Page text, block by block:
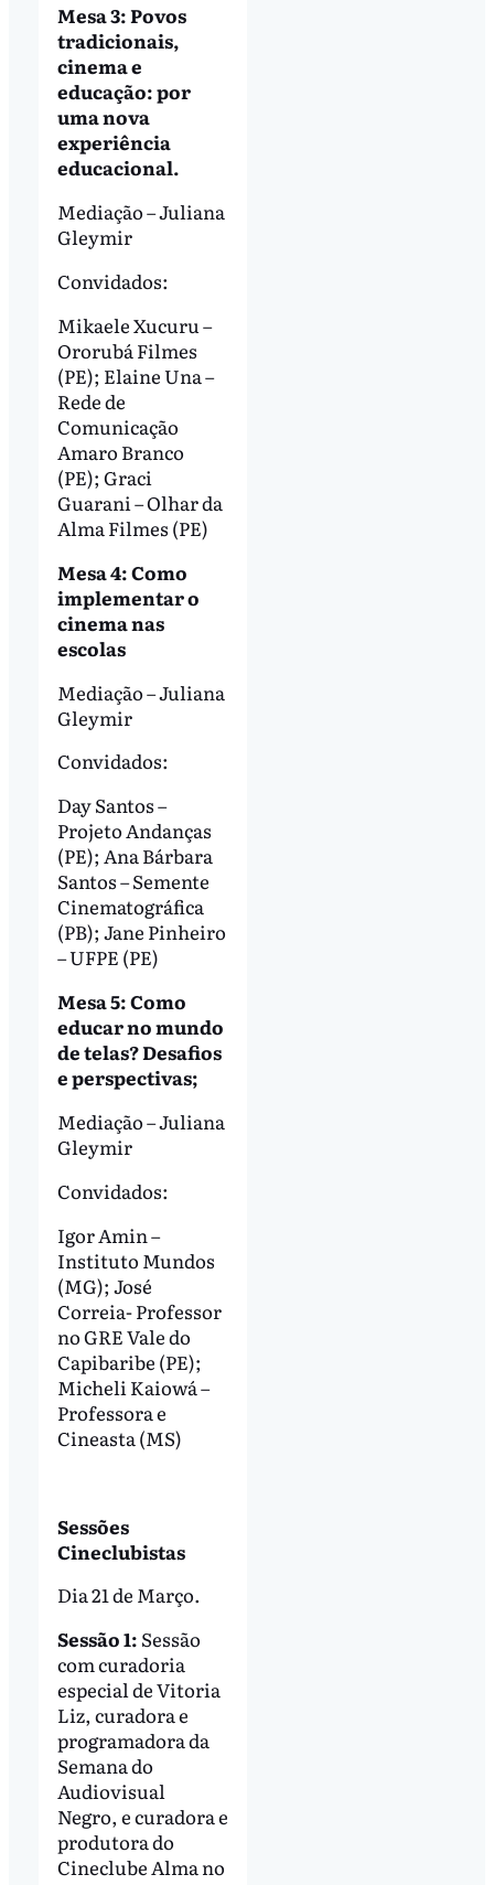
Mesa 3: Povos
tradicionais,
cinema e
educação: por
uma nova
experiência
educacional.
Mediação – Juliana
Gleymir
Convidados:
Mikaele Xucuru –
Ororubá Filmes
(PE); Elaine Una –
Rede de
Comunicação
Amaro Branco
(PE); Graci
Guarani – Olhar da
Alma Filmes (PE)
Mesa 4: Como
implementar o
cinema nas
escolas
Mediação – Juliana
Gleymir
Convidados:
Day Santos –
Projeto Andanças
(PE); Ana Bárbara
Santos – Semente
Cinematográfica
(PB); Jane Pinheiro
– UFPE (PE)
Mesa 5: Como
educar no mundo
de telas? Desafios
e perspectivas;
Mediação – Juliana
Gleymir
Convidados:
Igor Amin –
Instituto Mundos
(MG); José
Correia- Professor
no GRE Vale do
Capibaribe (PE);
Micheli Kaiowá –
Professora e
Cineasta (MS)
Sessões
Cineclubistas
Dia 21 de Março.
Sessão 1: Sessão
com curadoria
especial de Vitoria
Liz, curadora e
programadora da
Semana do
Audiovisual
Negro, e curadora e
produtora do
Cineclube Alma no